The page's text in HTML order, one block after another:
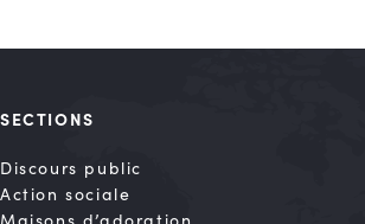
SECTIONS
Discours public
Action sociale
Maisons d’adoration